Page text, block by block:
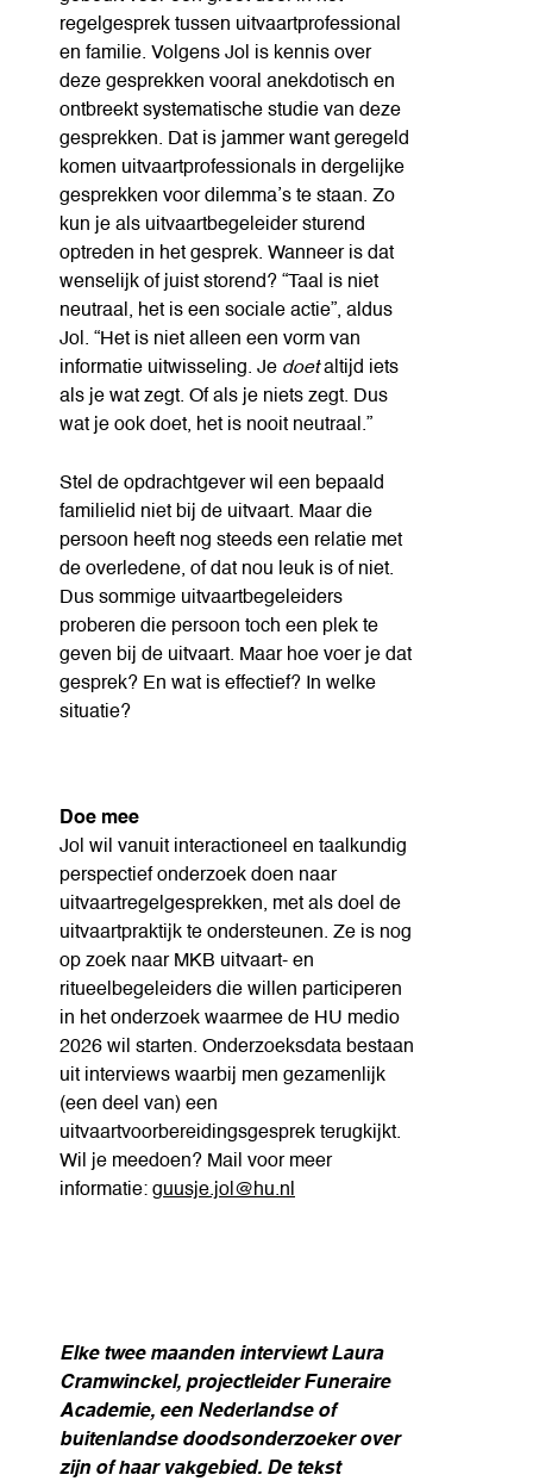
regelgesprek tussen uitvaartprofessional
en familie. Volgens Jol is kennis over
deze gesprekken vooral anekdotisch en
ontbreekt systematische studie van deze
gesprekken. Dat is jammer want geregeld
komen uitvaartprofessionals in dergelijke
gesprekken voor dilemma’s te staan. Zo
kun je als uitvaartbegeleider sturend
optreden in het gesprek. Wanneer is dat
wenselijk of juist storend? “Taal is niet
neutraal, het is een sociale actie”, aldus
Jol. “Het is niet alleen een vorm van
informatie uitwisseling. Je doetaltijd iets
als je wat zegt. Of als je niets zegt. Dus
wat je ook doet, het is nooit neutraal.”
Stel de opdrachtgever wil een bepaald
familielid niet bij de uitvaart. Maar die
persoon heeft nog steeds een relatie met
de overledene, of dat nou leuk is of niet.
Dus sommige uitvaartbegeleiders
proberen die persoon toch een plek te
geven bij de uitvaart. Maar hoe voer je dat
gesprek? En wat is effectief? In welke
situatie?
Doe mee
Jol wil vanuit interactioneel en taalkundig
perspectief onderzoek doen naar
uitvaartregelgesprekken, met als doel de
uitvaartpraktijk te ondersteunen. Ze is nog
op zoek naar MKB uitvaart- en
ritueelbegeleiders die willen participeren
in het onderzoek waarmee de HU medio
2026 wil starten. Onderzoeksdata bestaan
uit interviews waarbij men gezamenlijk
(een deel van) een
uitvaartvoorbereidingsgesprek terugkijkt.
Wil je meedoen? Mail voor meer
informatie: guusje.jol@hu.nl
Elke twee maanden interviewt Laura
Cramwinckel, projectleider Funeraire
Academie, een Nederlandse of
buitenlandse doodsonderzoeker over
zijn of haar vakgebied. De tekst